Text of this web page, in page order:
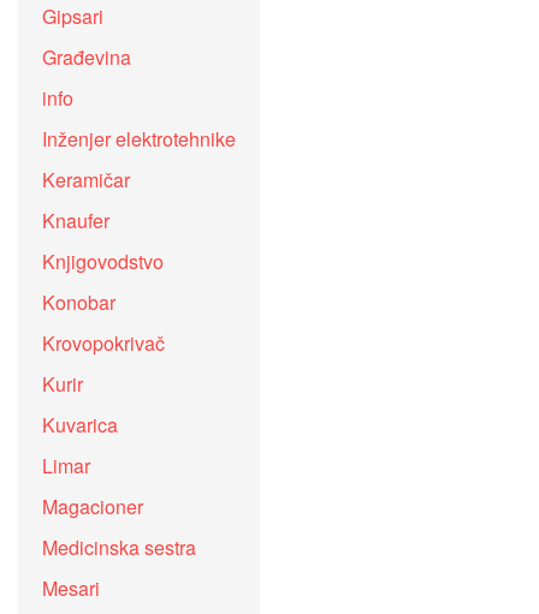
Gipsari
Građevina
info
Inženjer elektrotehnike
Keramičar
Knaufer
Knjigovodstvo
Konobar
Krovopokrivač
Kurir
Kuvarica
Limar
Magacioner
Medicinska sestra
Mesari